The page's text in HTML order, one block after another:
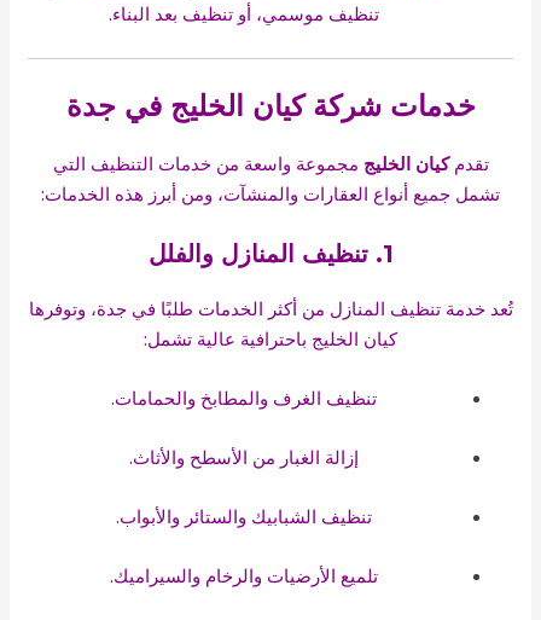
تنظيف موسمي، أو تنظيف بعد البناء.
خدمات شركة كيان الخليج في جدة
تقدمكيان الخليج مجموعة واسعة من خدمات التنظيف التي
تشمل جميع أنواع العقارات والمنشآت، ومن أبرز هذه الخدمات:
1. تنظيف المنازل والفلل
تُعد خدمة تنظيف المنازل من أكثر الخدمات طلبًا في جدة، وتوفرها
كيان الخليج باحترافية عالية تشمل:
تنظيف الغرف والمطابخ والحمامات.
إزالة الغبار من الأسطح والأثاث.
تنظيف الشبابيك والستائر والأبواب.
تلميع الأرضيات والرخام والسيراميك.